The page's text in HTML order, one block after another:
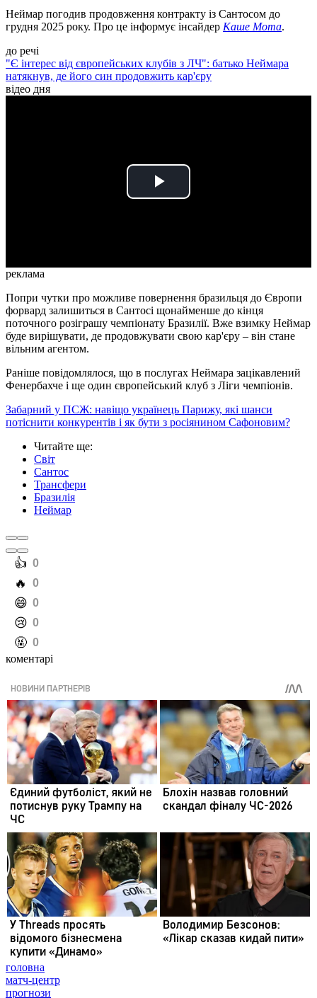
Неймар погодив продовження контракту із Сантосом до
грудня 2025 року. Про це інформує інсайдер Каше Мота.
до речі
"Є інтерес від європейських клубів з ЛЧ": батько Неймара
натякнув, де його син продовжить кар'єру
відео дня
Play
реклама
Попри чутки про можливе повернення бразильця до Європи
форвард залишиться в Сантосі щонайменше до кінця
поточного розіграшу чемпіонату Бразилії. Вже взимку Неймар
буде вирішувати, де продовжувати свою кар'єру – він стане
вільним агентом.
Раніше повідомлялося, що в послугах Неймара зацікавлений
Фенербахче і ще один європейський клуб з Ліги чемпіонів.
Забарний у ПСЖ: навіщо українець Парижу, які шанси
потіснити конкурентів і як бути з росіянином Сафоновим?
Читайте ще:
Світ
Сантос
Трансфери
Бразилія
Неймар
️👍 0
️🔥 0
️😄 0
️😢 0
️🤬 0
коментарі
головна
матч-центр
прогнози